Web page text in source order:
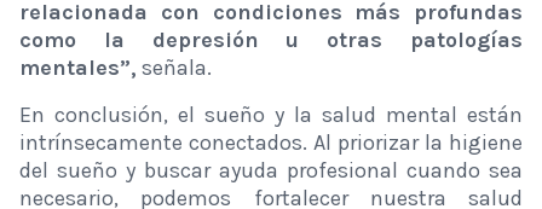
relacionada con condiciones más profundas
como la depresión u otras patologías
mentales”, señala.
En conclusión, el sueño y la salud mental están
intrínsecamente conectados. Al priorizar la higiene
del sueño y buscar ayuda profesional cuando sea
necesario, podemos fortalecer nuestra salud